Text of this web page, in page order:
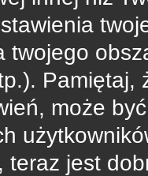
twojego
Pamiętaj,
może
teraz jest